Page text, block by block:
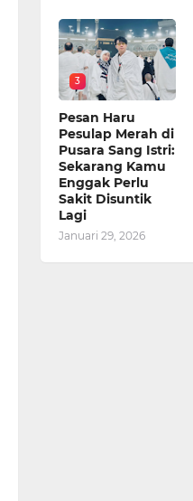
3
Pesan Haru
Pesulap Merah di
Pusara Sang Istri:
Sekarang Kamu
Enggak Perlu
Sakit Disuntik
Lagi
Januari 29, 2026